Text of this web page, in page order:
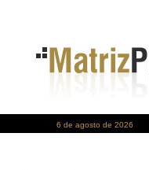
6 de agosto de 2026